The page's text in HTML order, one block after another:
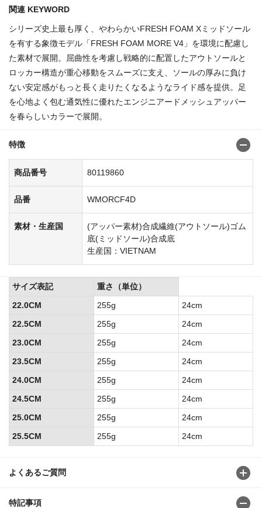
関連 KEYWORD
シリーズ史上最も厚く、やわらかいFRESH FOAM Xミッドソール
を有する象徴モデル「FRESH FOAM MORE V4」を環境に配慮し
た素材で展開。屈曲性を考慮し戦略的に配置したアウトソールと
ロッカー構造が重心移動をスムーズに支え、ソールの厚みに負け
ない安定感がもっと長く走りたくなるようなライド感を提供。足
を心地よく包む通気性に優れたエンジニアードメッシュアッパー
を春らしいカラーで展開。
特徴
商品番号 80119860
品番 WMORCF4D
素材・生産国
(アッパー素材)合成繊維(アウトソール)ゴム
底(ミッドソール)合成底
生産国：VIETNAM
よくあるご質問
特記事項
サイズ表記
重さ（単位）
22.0CM
255g
24cm
22.5CM
255g
24cm
23.0CM
255g
24cm
23.5CM
255g
24cm
24.0CM
255g
24cm
24.5CM
255g
24cm
25.0CM
255g
24cm
25.5CM
255g 24cm